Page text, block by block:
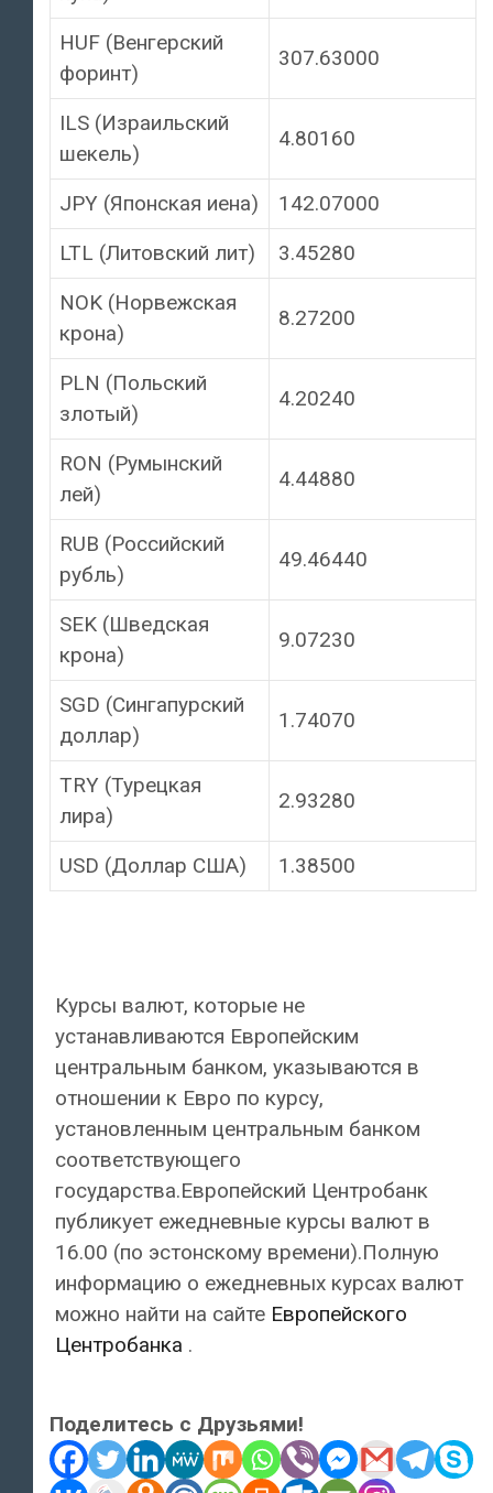
HUF (Венгерский
форинт)
307.63000
ILS (Израильский
шекель)
4.80160
JPY (Японская иена)
142.07000
LTL (Литовский лит)
3.45280
NOK (Норвежская
крона)
8.27200
PLN (Польский
злотый)
4.20240
RON (Румынский
лей)
4.44880
RUB (Российский
рубль)
49.46440
SEK (Шведская
крона)
9.07230
SGD (Сингапурский
доллар)
1.74070
TRY (Турецкая
лира)
2.93280
USD (Доллар США) 1.38500
Курсы валют, которые не
устанавливаются Европейским
центральным банком, указываются в
отношении к Евро по курсу,
установленным центральным банком
соответствующего
государства.Европейский Центробанк
публикует ежедневные курсы валют в
16.00 (по эстонскому времени).Полную
информацию о ежедневных курсах валют
можно найти на сайте Европейского
Центробанка .
Поделитесь с Друзьями!